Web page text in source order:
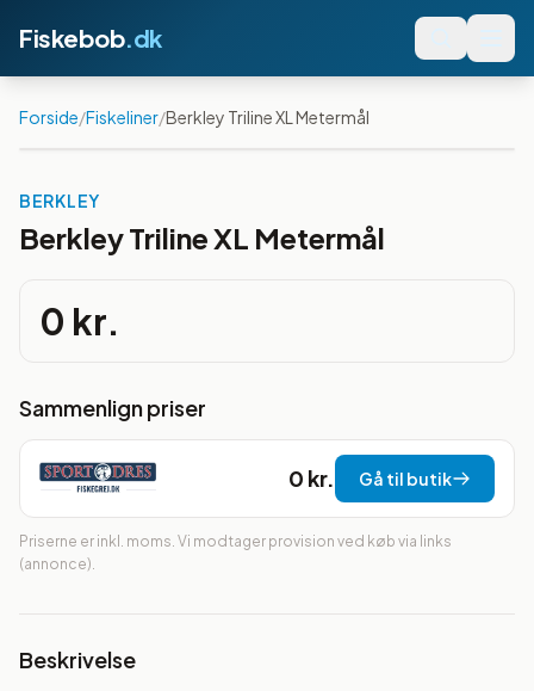
Fiskebob.dk
Forside/Fiskeliner/Berkley Triline XL Metermål
BERKLEY
Berkley Triline XL Metermål
0 kr.
Sammenlign priser
0 kr. Gå til butik
Priserne er inkl. moms. Vi modtager provision ved køb via links
(annonce).
Beskrivelse